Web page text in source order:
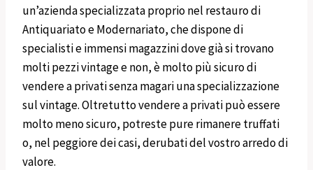
un’azienda specializzata proprio nel restauro di
Antiquariato e Modernariato, che dispone di
specialisti e immensi magazzini dove già si trovano
molti pezzi vintage e non, è molto più sicuro di
vendere a privati senza magari una specializzazione
sul vintage. Oltretutto vendere a privati può essere
molto meno sicuro, potreste pure rimanere truffati
o, nel peggiore dei casi, derubati del vostro arredo di
valore.